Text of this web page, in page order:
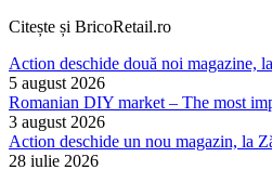
Citește și BricoRetail.ro
Action deschide două noi magazine,
5 august 2026
Romanian DIY market – The most
3 august 2026
Action deschide un nou magazin, la
28 iulie 2026